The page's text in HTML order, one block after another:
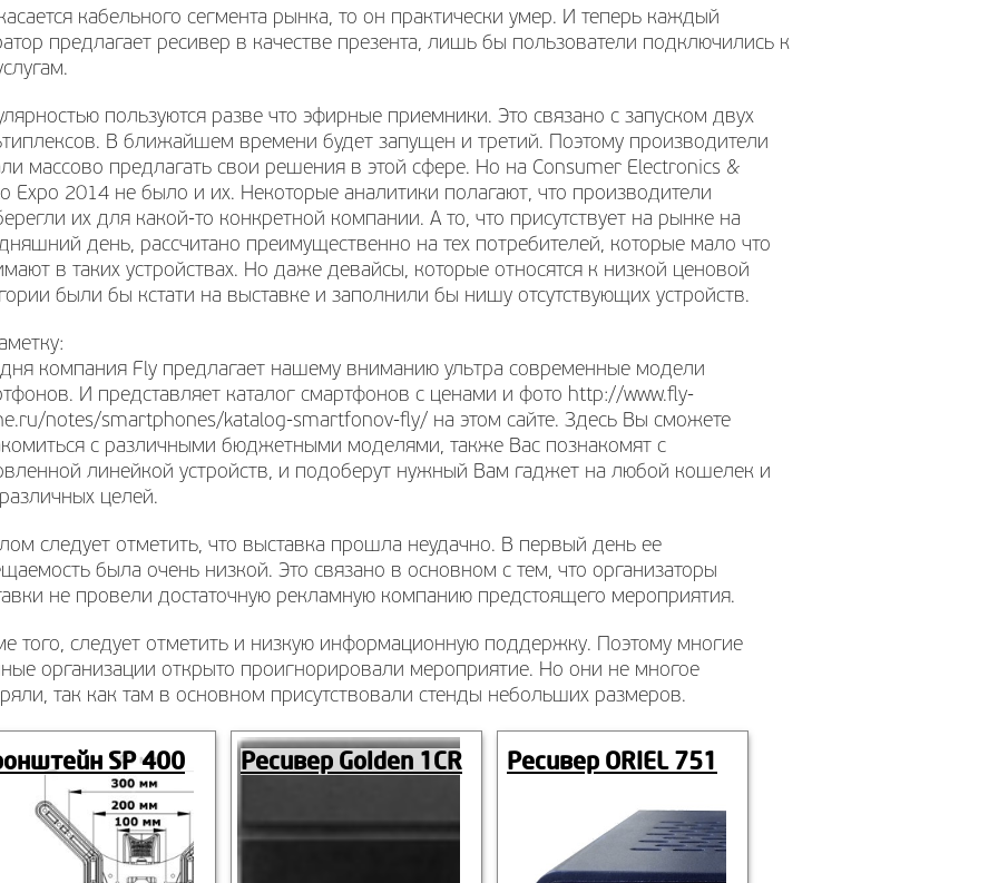
кабельного сегмента рынка, то он практически умер. И теперь каждый
предлагает ресивер в качестве презента, лишь бы пользователи подключились к
пользуются разве что эфирные приемники. Это связано с запуском двух
В ближайшем времени будет запущен и третий. Поэтому производители
массово предлагать свои решения в этой сфере. Но на Consumer Electronics &
Expo 2014 не было и их. Некоторые аналитики полагают, что производители
их для какой-то конкретной компании. А то, что присутствует на рынке на
день, рассчитано преимущественно на тех потребителей, которые мало что
в таких устройствах. Но даже девайсы, которые относятся к низкой ценовой
были бы кстати на выставке и заполнили бы нишу отсутствующих устройств.
компания Fly предлагает нашему вниманию ультра современные модели
И представляет каталог смартфонов с ценами и фото http://www.fly-
notes/smartphones/katalog-smartfonov-fly/ на этом сайте. Здесь Вы сможете
с различными бюджетными моделями, также Вас познакомят с
линейкой устройств, и подоберут нужный Вам гаджет на любой кошелек и
целей.
следует отметить, что выставка прошла неудачно. В первый день ее
была очень низкой. Это связано в основном с тем, что организаторы
не провели достаточную рекламную компанию предстоящего мероприятия.
того, следует отметить и низкую информационную поддержку. Поэтому многие
организации открыто проигнорировали мероприятие. Но они не многое
так как там в основном присутствовали стенды небольших размеров.
SP 400 Ресивер Golden 1CR Ресивер ORIEL 751